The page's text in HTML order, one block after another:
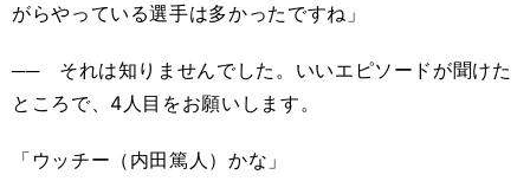
がらやっている選手は多かったですね」
── それは知りませんでした。いいエピソードが聞けた
ところで、4人目をお願いします。
「ウッチー（内田篤人）かな」